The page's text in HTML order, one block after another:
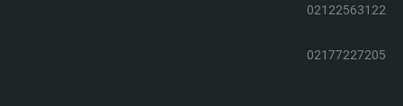
02122563122
02177227205